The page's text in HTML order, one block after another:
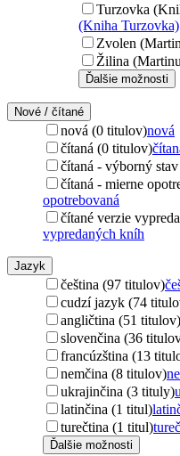
Turzovka
(Kniha Turzovka)
Zvolen
Žilina
Ďalšie možnosti
Nové / čítané
nová (0 titulov)nová
čítaná (0 titulov)
čítaná - výborný
čítaná - mierne
opotrebovaná
čítané verzie
vypredaných kníh
Jazyk
čeština (97 titulov)
cudzí jazyk (74
angličtina (51 titulov)
slovenčina (36
francúzština (13
nemčina (8 titulov)
ukrajinčina (3 tituly)
latinčina (1 titul)
turečtina (1 titul)
Ďalšie možnosti